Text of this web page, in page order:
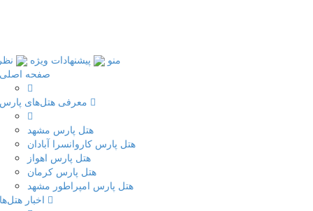
منو پیشنهادات ویژه
صفحه اصلی
هتل پارس مشهد
هتل پارس کاروانسرا آبادان
هتل پارس اهواز
هتل پارس کرمان
هتل پارس امپراطور مشهد